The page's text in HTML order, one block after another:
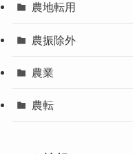
農地転用
農振除外
農業
農転